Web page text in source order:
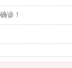
诊！